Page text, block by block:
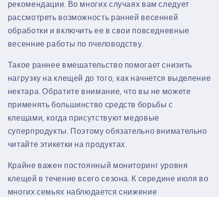
рекомендации. Во многих случаях вам следует
рассмотреть возможность ранней весенней
обработки и включить ее в свои повседневные
весенние работы по пчеловодству.
Такое раннее вмешательство помогает снизить
нагрузку на клещей до того, как начнется выделение
нектара. Обратите внимание, что вы не можете
применять большинство средств борьбы с
клещами, когда присутствуют медовые
суперпродукты. Поэтому обязательно внимательно
читайте этикетки на продуктах.
Крайне важен постоянный мониторинг уровня
клещей в течение всего сезона. К середине июля во
многих семьях наблюдается снижение